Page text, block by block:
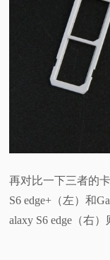
再对比一下三者的
S6 edge+（左）和
alaxy S6 edge（右）